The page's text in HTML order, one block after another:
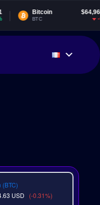
$64,964.63
(BTC)
USD (-0.31%)